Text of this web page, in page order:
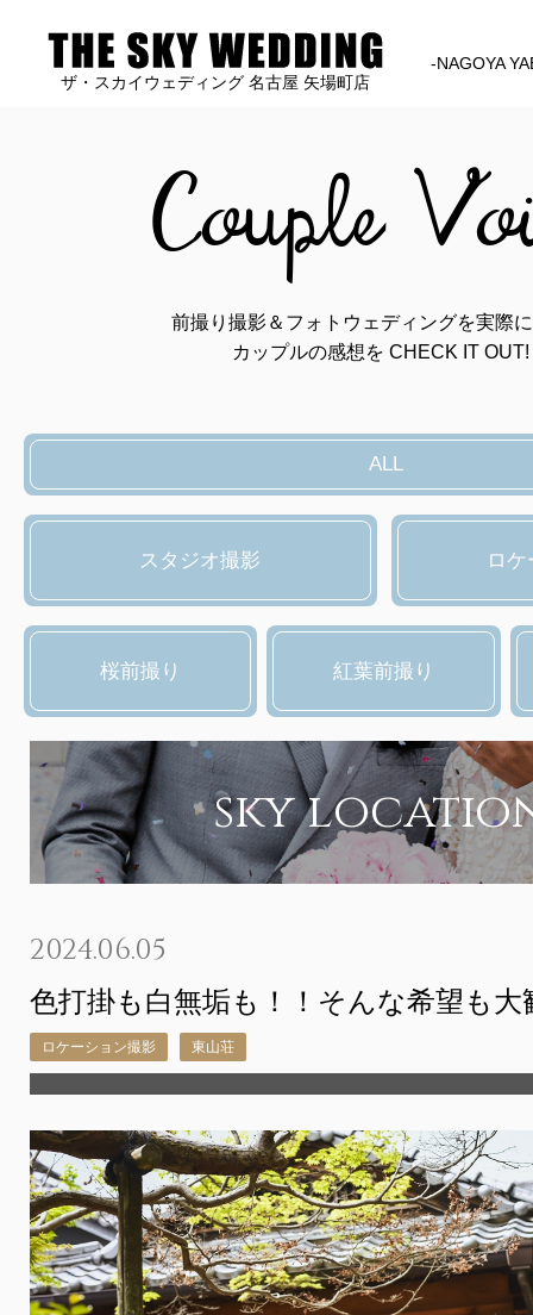
ザ・スカイウェディング 名古屋 矢場町店
-NAGOYA
Couple
前撮り撮影＆フォトウェディングを実際
カップルの感想を CHECK IT OUT!
ALL
スタジオ撮影 ロ
桜前撮り 紅葉前撮り
sky
2024.06.05
色打掛も白無垢も！！そんな希望も大
ロケーション撮影 東山荘